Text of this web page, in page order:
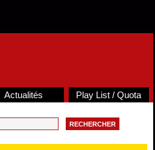
Actualités Play List / Quota